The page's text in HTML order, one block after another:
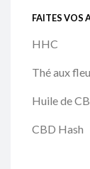
FAITES VOS
HHC
Thé aux
Huile de
CBD Hash